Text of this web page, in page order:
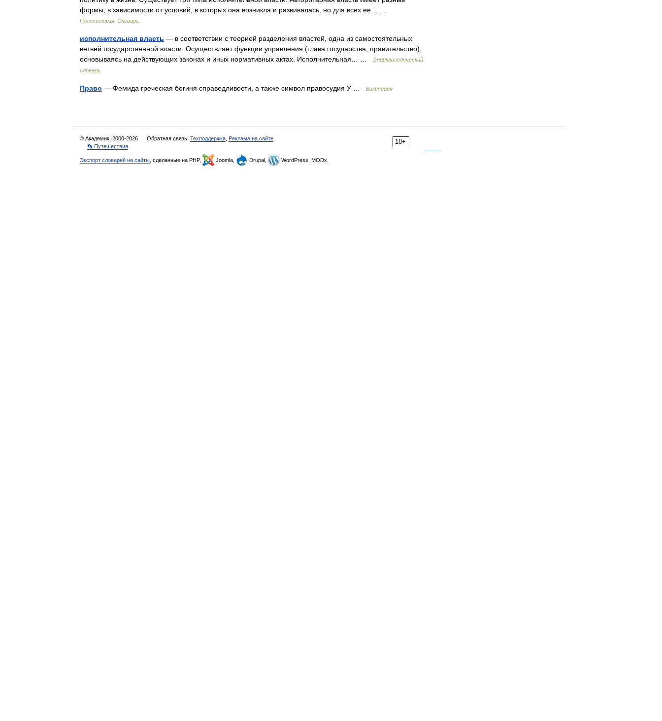
формы, в зависимости от условий, в которых она возникла и развивалась, но для всех ее… …
Политология. Словарь.
исполнительная власть — в соответствии с теорией разделения властей, одна из самостоятельных
ветвей государственной власти. Осуществляет функции управления (глава государства, правительство),
основываясь на действующих законах и иных нормативных актах. Исполнительная… …
Энциклопедический
словарь
Право — Фемида греческая богиня справедливости, а также символ правосудия У … Википедия
18+
© Академик, 2000-2026 Обратная связь: Техподдержка Реклама на сайте
👣 Путешествия
Экспорт словарей на сайты , сделанные на PHP, Joomla, Drupal, WordPress, MODx.